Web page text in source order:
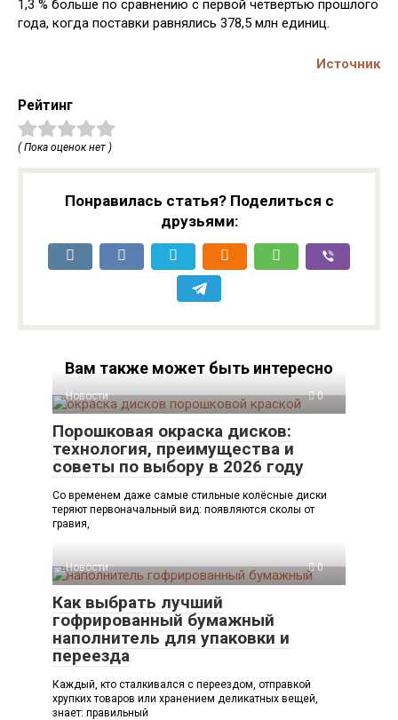
1,3 % больше по сравнению с первой четвертью прошлого
года, когда поставки равнялись 378,5 млн единиц.
Источник
Рейтинг
( Пока оценок нет )
Понравилась статья? Поделиться с
друзьями:
Вам также может быть интересно
Новости 0
Порошковая окраска дисков:
технология, преимущества и
советы по выбору в 2026 году
Со временем даже самые стильные колёсные диски
теряют первоначальный вид: появляются сколы от
гравия,
Новости 0
Как выбрать лучший
гофрированный бумажный
наполнитель для упаковки и
переезда
Каждый, кто сталкивался с переездом, отправкой
хрупких товаров или хранением деликатных вещей,
знает: правильный